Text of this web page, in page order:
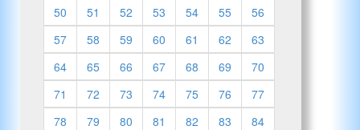
50
51 52 53 54 55
56
57
58 59 60 61 62
63
64
65 66 67 68 69
70
71
72 73 74 75 76
77
78
79 80 81 82 83
84